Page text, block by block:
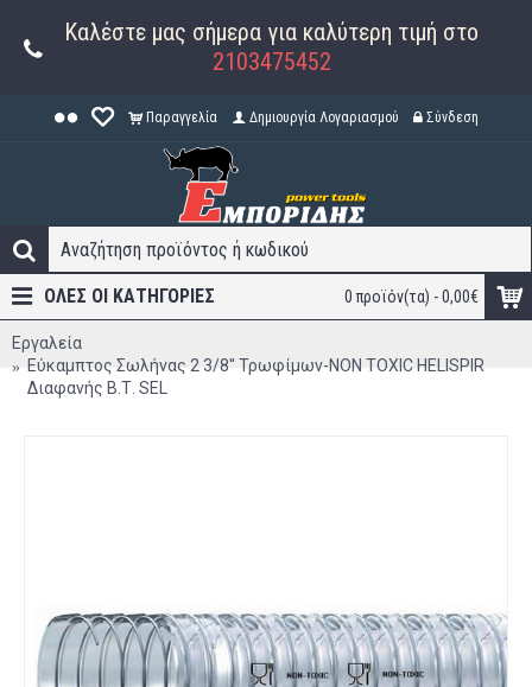
Καλέστε μας σήμερα για καλύτερη τιμή στο
2103475452
Παραγγελία Δημιουργία Λογαριασμού Σύνδεση
0 προϊόν(τα) - 0,00€
ΟΛΕΣ ΟΙ ΚΑΤΗΓΟΡΊΕΣ
Εργαλεία
Εύκαμπτος Σωλήνας 2 3/8'' Τρωφίμων-NON TOXIC HELISPIR
Διαφανής Β.Τ. SEL